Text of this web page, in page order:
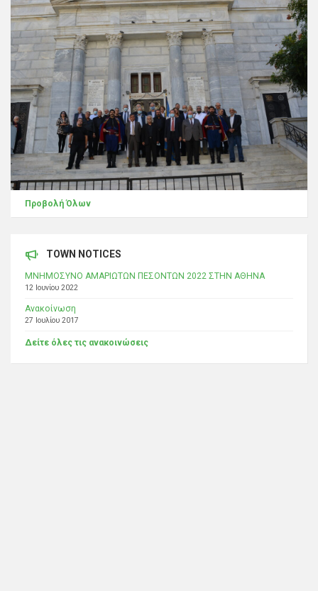
Προβολή Όλων
TOWN NOTICES
ΜΝΗΜΟΣΥΝΟ ΑΜΑΡΙΩΤΩΝ ΠΕΣΟΝΤΩΝ 2022 ΣΤΗΝ ΑΘΗΝΑ
12 Ιουνίου 2022
Ανακοίνωση
27 Ιουλίου 2017
Δείτε όλες τις ανακοινώσεις